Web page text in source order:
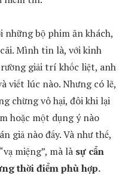
những bộ phim ăn khách,
Mình tin là, với kinh
giải trí khốc liệt, anh
viết lúc nào. Nhưng có lẽ,
chừng vô hại, đôi khi lại
hoặc một dụng ý nào
giả nào đấy. Và như thế,
miệng”, mà là sự cẩn
thời điểm phù hợp.